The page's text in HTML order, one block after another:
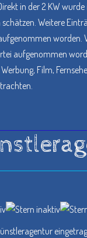
in der 2 KW
Weitere
aufgenommen
Film,